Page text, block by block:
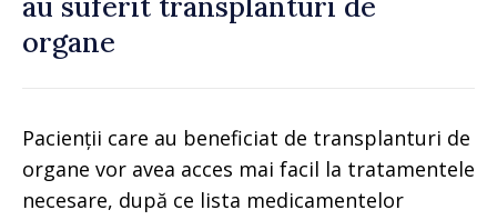
organe
Pacienții care au beneficiat de transplanturi de
organe vor avea acces mai facil la tratamentele
necesare, după ce lista medicamentelor